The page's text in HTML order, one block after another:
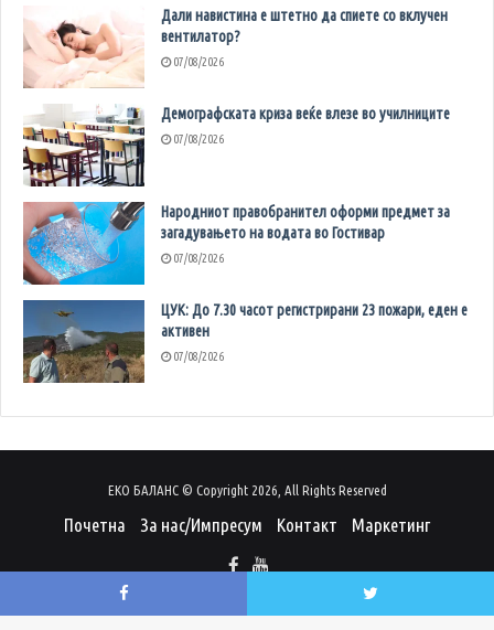
Дали навистина е штетно да спиете со вклучен
вентилатор?
07/08/2026
Демографската криза веќе влезе во училниците
07/08/2026
Народниот правобранител оформи предмет за
загадувањето на водата во Гостивар
07/08/2026
ЦУК: До 7.30 часот регистрирани 23 пожари, еден е
активен
07/08/2026
ЕКО БАЛАНС © Copyright 2026, All Rights Reserved
Почетна За нас/Импресум Контакт Маркетинг
Facebook Twitter